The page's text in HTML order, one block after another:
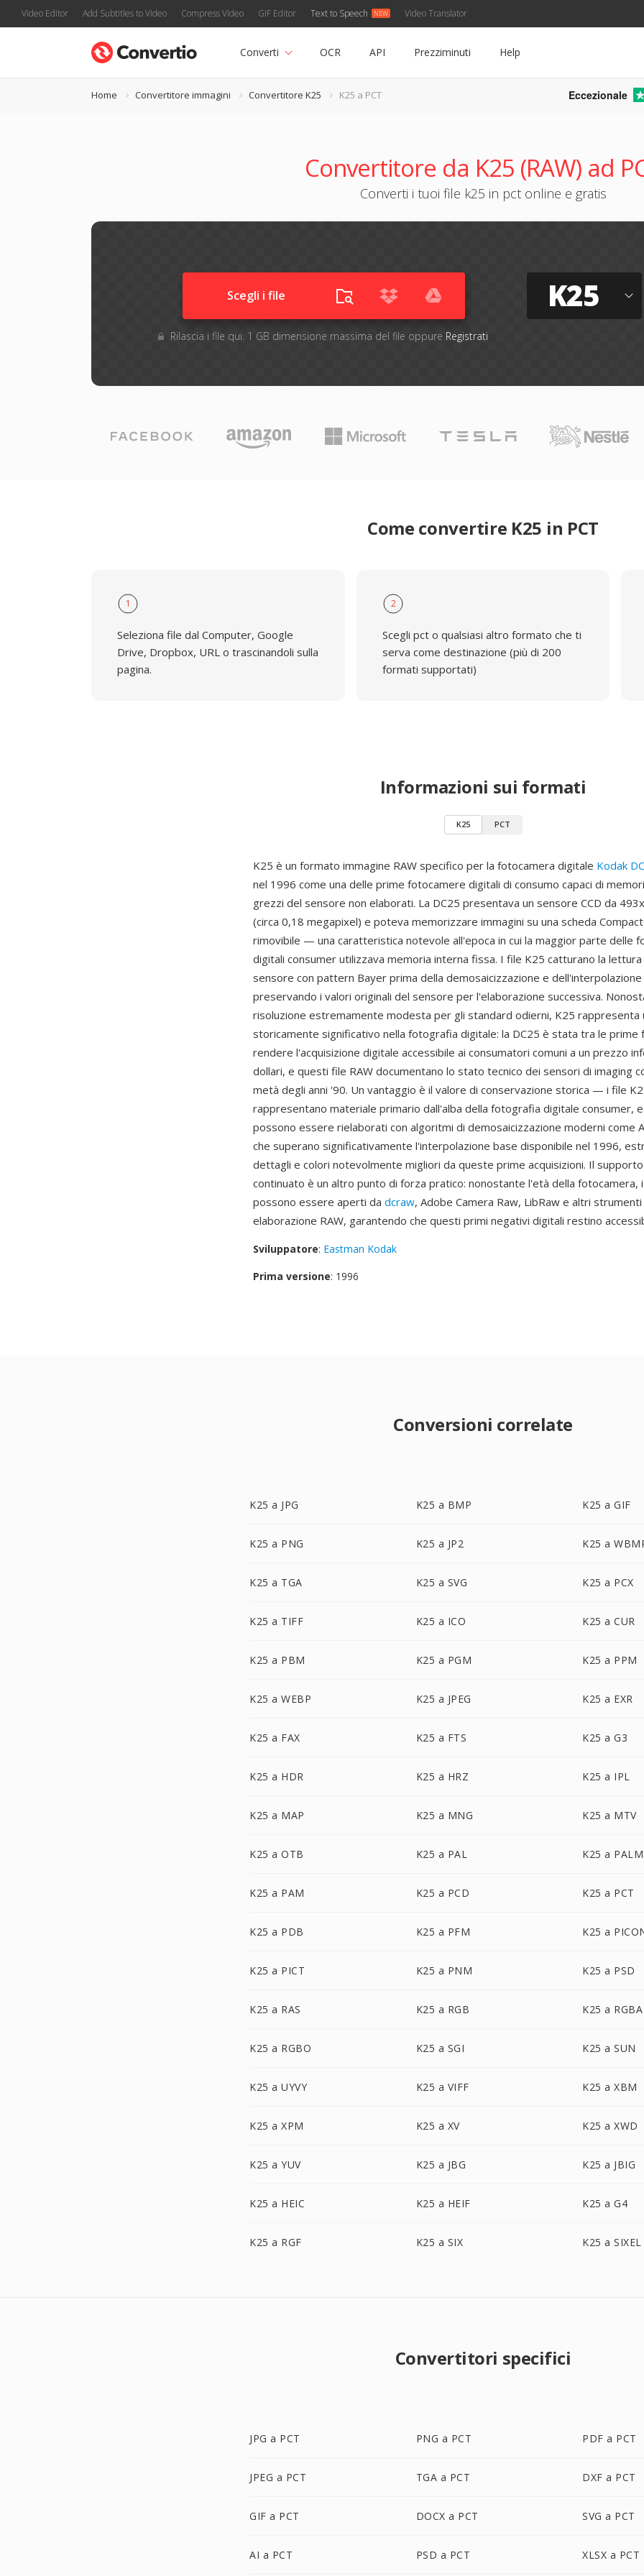
Video Editor Add Subtitles to Video Compress Video GIF Editor Text to Speech Video Translator
Converti OCR API Prezziminuti Help
Home Convertitore immagini Convertitore K25 K25 a PCT Eccezionale
Convertitore da K25 (RAW) ad
Converti i tuoi file k25 in pct online e gratis
Scegli i file
Rilascia i file qui. 1 GB dimensione massima del file oppure Registrati
K25
Come convertire K25 in PCT
1
Seleziona file dal Computer, Google
Drive, Dropbox, URL o trascinandoli sulla
pagina.
2
Scegli pct o qualsiasi altro formato che ti
serva come destinazione (più di 200
formati supportati)
Informazioni sui formati
K25 PCT
K25 è un formato immagine RAW specifico per la fotocamera digitale Kodak
nel 1996 come una delle prime fotocamere digitali di consumo capaci di
grezzi del sensore non elaborati. La DC25 presentava un sensore CCD da
(circa 0,18 megapixel) e poteva memorizzare immagini su una scheda
rimovibile — una caratteristica notevole all'epoca in cui la maggior parte delle
digitali consumer utilizzava memoria interna fissa. I file K25 catturano la
sensore con pattern Bayer prima della demosaicizzazione e
preservando i valori originali del sensore per l'elaborazione successiva.
risoluzione estremamente modesta per gli standard odierni, K25 rappresenta
storicamente significativo nella fotografia digitale: la DC25 è stata tra le prime
rendere l'acquisizione digitale accessibile ai consumatori comuni a un prezzo
dollari, e questi file RAW documentano lo stato tecnico dei sensori di imaging
metà degli anni '90. Un vantaggio è il valore di conservazione storica — i file
rappresentano materiale primario dall'alba della fotografia digitale consumer,
possono essere rielaborati con algoritmi di demosaicizzazione moderni come
che superano significativamente l'interpolazione base disponibile nel 1996,
dettagli e colori notevolmente migliori da queste prime acquisizioni. Il
continuato è un altro punto di forza pratico: nonostante l'età della fotocamera,
possono essere aperti da dcraw, Adobe Camera Raw, LibRaw e altri
elaborazione RAW, garantendo che questi primi negativi digitali restino
Sviluppatore: Eastman Kodak
Prima versione: 1996
Conversioni correlate
K25 a JPG K25 a BMP K25 a GIF
K25 a PNG K25 a JP2 K25 a
K25 a TGA K25 a SVG K25 a PCX
K25 a TIFF K25 a ICO K25 a CUR
K25 a PBM K25 a PGM K25 a PPM
K25 a WEBP K25 a JPEG K25 a EXR
K25 a FAX K25 a FTS K25 a G3
K25 a HDR K25 a HRZ K25 a IPL
K25 a MAP K25 a MNG K25 a MTV
K25 a OTB K25 a PAL K25 a PALM
K25 a PAM K25 a PCD K25 a PCT
K25 a PDB K25 a PFM K25 a
K25 a PICT K25 a PNM K25 a PSD
K25 a RAS K25 a RGB K25 a RGBA
K25 a RGBO K25 a SGI K25 a SUN
K25 a UYVY K25 a VIFF K25 a XBM
K25 a XPM K25 a XV K25 a XWD
K25 a YUV K25 a JBG K25 a JBIG
K25 a HEIC K25 a HEIF K25 a G4
K25 a RGF K25 a SIX K25 a SIXEL
Convertitori specifici
JPG a PCT PNG a PCT PDF a PCT
JPEG a PCT TGA a PCT DXF a PCT
GIF a PCT DOCX a PCT SVG a PCT
AI a PCT PSD a PCT XLSX a PCT